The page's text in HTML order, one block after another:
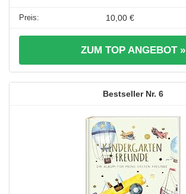
10,00 €
ZUM TOP ANGEBOT »
6